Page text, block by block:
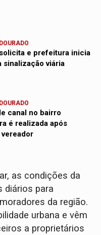
e prefeitura inicia
sinalização viária
canal no bairro
é realizada após
as condições da
diários para
da região.
urbana e vêm
a proprietários